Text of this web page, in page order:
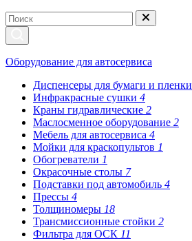
Оборудование для автосервиса
Диспенсеры для бумаги и пленки
Инфракрасные сушки 4
Краны гидравлические 2
Маслосменное оборудование 2
Мебель для автосервиса 4
Мойки для краскопультов 1
Обогреватели 1
Окрасочные столы 7
Подставки под автомобиль 4
Прессы 4
Толщиномеры 18
Трансмиссионные стойки 2
Фильтра для ОСК 11